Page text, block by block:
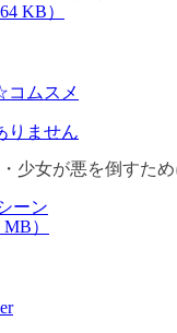
KB）
ムスメ
りません
少女が悪を倒すた
ーン
）